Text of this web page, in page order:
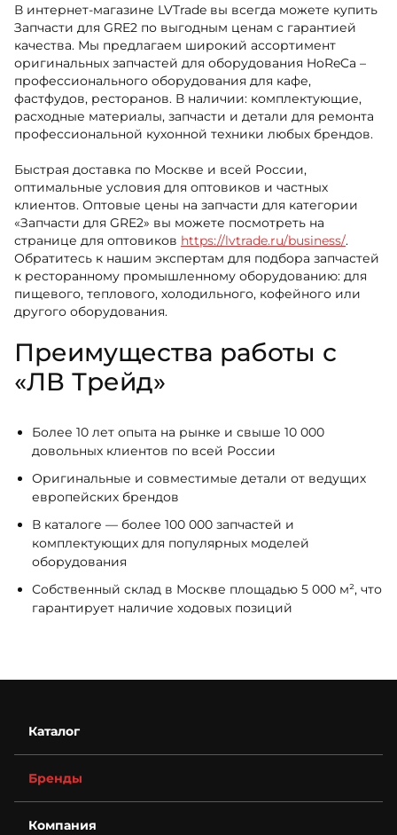
В интернет-магазине LVTrade вы всегда можете купить
Запчасти для GRE2 по выгодным ценам с гарантией
качества. Мы предлагаем широкий ассортимент
оригинальных запчастей для оборудования HoReCa –
профессионального оборудования для кафе,
фастфудов, ресторанов. В наличии: комплектующие,
расходные материалы, запчасти и детали для ремонта
профессиональной кухонной техники любых брендов.
Быстрая доставка по Москве и всей России,
оптимальные условия для оптовиков и частных
клиентов. Оптовые цены на запчасти для категории
«Запчасти для GRE2» вы можете посмотреть на
странице для оптовиков https://lvtrade.ru/business/.
Обратитесь к нашим экспертам для подбора запчастей
к ресторанному промышленному оборудованию: для
пищевого, теплового, холодильного, кофейного или
другого оборудования.
Преимущества работы с
«ЛВ Трейд»
Более 10 лет опыта на рынке и свыше 10 000
довольных клиентов по всей России
Оригинальные и совместимые детали от ведущих
европейских брендов
В каталоге — более 100 000 запчастей и
комплектующих для популярных моделей
оборудования
Собственный склад в Москве площадью 5 000 м², что
гарантирует наличие ходовых позиций
Каталог
Бренды
Компания